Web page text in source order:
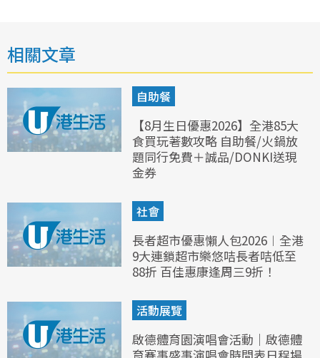
相關文章
自助餐
【8月生日優惠2026】全港85大
食買玩著數攻略 自助餐/火鍋放
題同行免費＋誠品/DONKI送現
金券
社會
長者超市優惠懶人包2026︱全港
9大連鎖超市樂悠咭長者咭低至
88折 百佳惠康逢周三9折！
活動展覽
啟德體育園演唱會活動｜啟德體